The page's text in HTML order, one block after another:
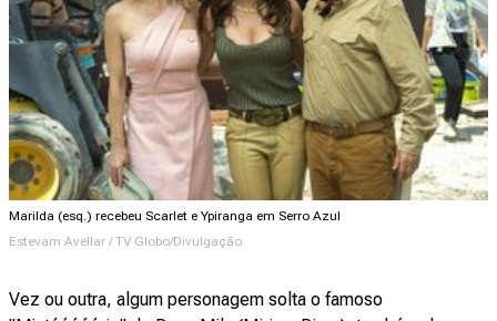
Marilda (esq.) recebeu Scarlet e Ypiranga em Serro Azul
Estevam Avellar / TV Globo/Divulgação
Vez ou outra, algum personagem solta o famoso